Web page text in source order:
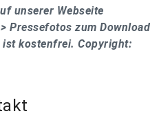
unserer Webseite
Pressefotos zum Download
ist kostenfrei. Copyright: